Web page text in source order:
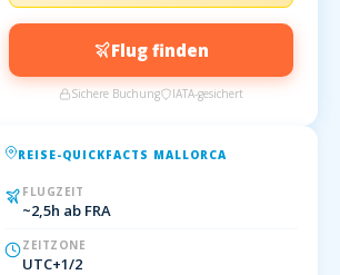
Flug finden
Sichere Buchung IATA-gesichert
REISE-QUICKFACTS MALLORCA
FLUGZEIT
~2,5h ab FRA
ZEITZONE
UTC+1/2